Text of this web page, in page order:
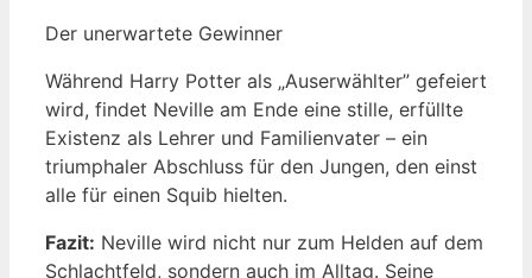
Der unerwartete Gewinner
Während Harry Potter als „Auserwählter” gefeiert
wird, findet Neville am Ende eine stille, erfüllte
Existenz als Lehrer und Familienvater – ein
triumphaler Abschluss für den Jungen, den einst
alle für einen Squib hielten.
Fazit: Neville wird nicht nur zum Helden auf dem
Schlachtfeld, sondern auch im Alltag. Seine